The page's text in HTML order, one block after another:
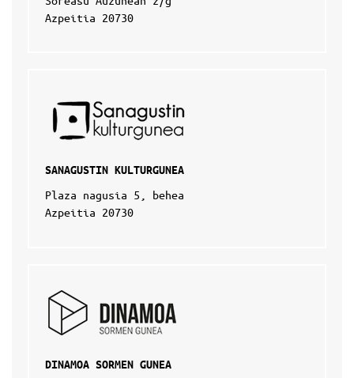
Azpeitia 20730
SANAGUSTIN KULTURGUNEA
Plaza nagusia 5, behea
Azpeitia 20730
DINAMOA SORMEN GUNEA